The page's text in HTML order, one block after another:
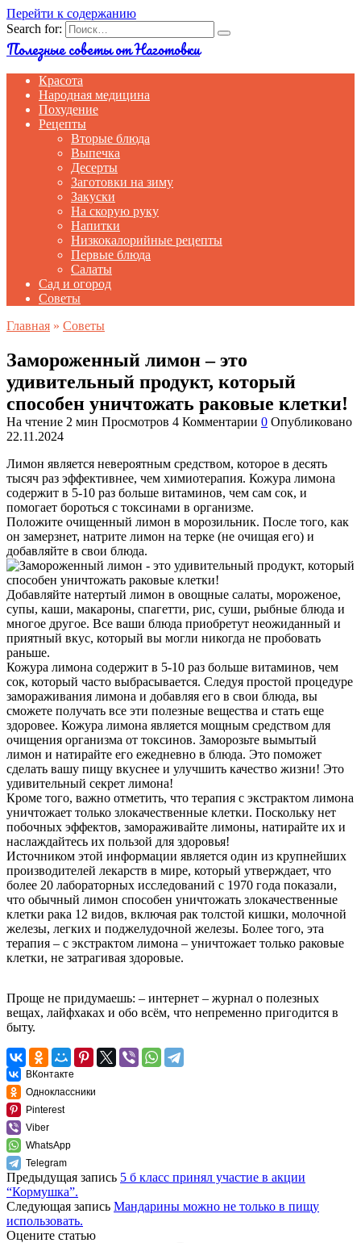
Перейти к содержанию
Search for:
Полезные советы от Наготовки
Красота
Народная медицина
Похудение
Рецепты
Вторые блюда
Выпечка
Десерты
Заготовки на зиму
Закуски
На скорую руку
Напитки
Низкокалорийные рецепты
Первые блюда
Салаты
Сад и огород
Советы
Главная » Советы
Замороженный лимон – это
удивительный продукт, который
способен уничтожать раковые клетки!
На чтение 2 мин Просмотров 4 Комментарии 0 Опубликовано
22.11.2024
Лимон является невероятным средством, которое в десять
тысяч раз эффективнее, чем химиотерапия. Кожура лимона
содержит в 5-10 раз больше витаминов, чем сам сок, и
помогает бороться с токсинами в организме.
Положите очищенный лимон в морозильник. После того, как
он замерзнет, натрите лимон на терке (не очищая его) и
добавляйте в свои блюда.
Добавляйте натертый лимон в овощные салаты, мороженое,
супы, каши, макароны, спагетти, рис, суши, рыбные блюда и
многое другое. Все ваши блюда приобретут неожиданный и
приятный вкус, который вы могли никогда не пробовать
раньше.
Кожура лимона содержит в 5-10 раз больше витаминов, чем
сок, который часто выбрасывается. Следуя простой процедуре
замораживания лимона и добавляя его в свои блюда, вы
сможете получать все эти полезные вещества и стать еще
здоровее. Кожура лимона является мощным средством для
очищения организма от токсинов. Заморозьте вымытый
лимон и натирайте его ежедневно в блюда. Это поможет
сделать вашу пищу вкуснее и улучшить качество жизни! Это
удивительный секрет лимона!
Кроме того, важно отметить, что терапия с экстрактом лимона
уничтожает только злокачественные клетки. Поскольку нет
побочных эффектов, замораживайте лимоны, натирайте их и
наслаждайтесь их пользой для здоровья!
Источником этой информации является один из крупнейших
производителей лекарств в мире, который утверждает, что
более 20 лабораторных исследований с 1970 года показали,
что обычный лимон способен уничтожать злокачественные
клетки рака 12 видов, включая рак толстой кишки, молочной
железы, легких и поджелудочной железы. Более того, эта
терапия – с экстрактом лимона – уничтожает только раковые
клетки, не затрагивая здоровые.
Проще не придумаешь: – интернет – журнал о полезных
вещах, лайфхаках и обо всём, что непременно пригодится в
быту.
ВКонтакте
Одноклассники
Pinterest
Viber
WhatsApp
Telegram
Предыдущая запись 5 б класс принял участие в акции
“Кормушка”.
Следующая запись Мандарины можно не только в пищу
использовать.
Оцените статью